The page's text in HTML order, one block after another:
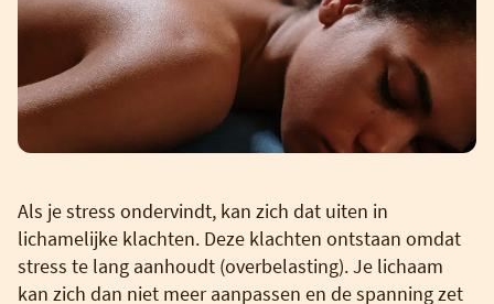
Als je stress ondervindt, kan zich dat uiten in
lichamelijke klachten. Deze klachten ontstaan omdat
stress te lang aanhoudt (overbelasting). Je lichaam
kan zich dan niet meer aanpassen en de spanning zet